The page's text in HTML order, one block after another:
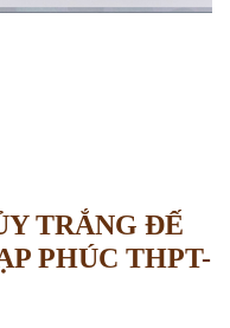
TRẮNG ĐẾ
PHÚC THPT-